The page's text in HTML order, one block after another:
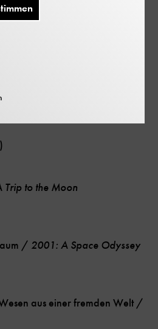
(1401778256)
mars.html
Trip to the Moon
/ 2001: A Space Odyssey
aus einer fremden Welt /